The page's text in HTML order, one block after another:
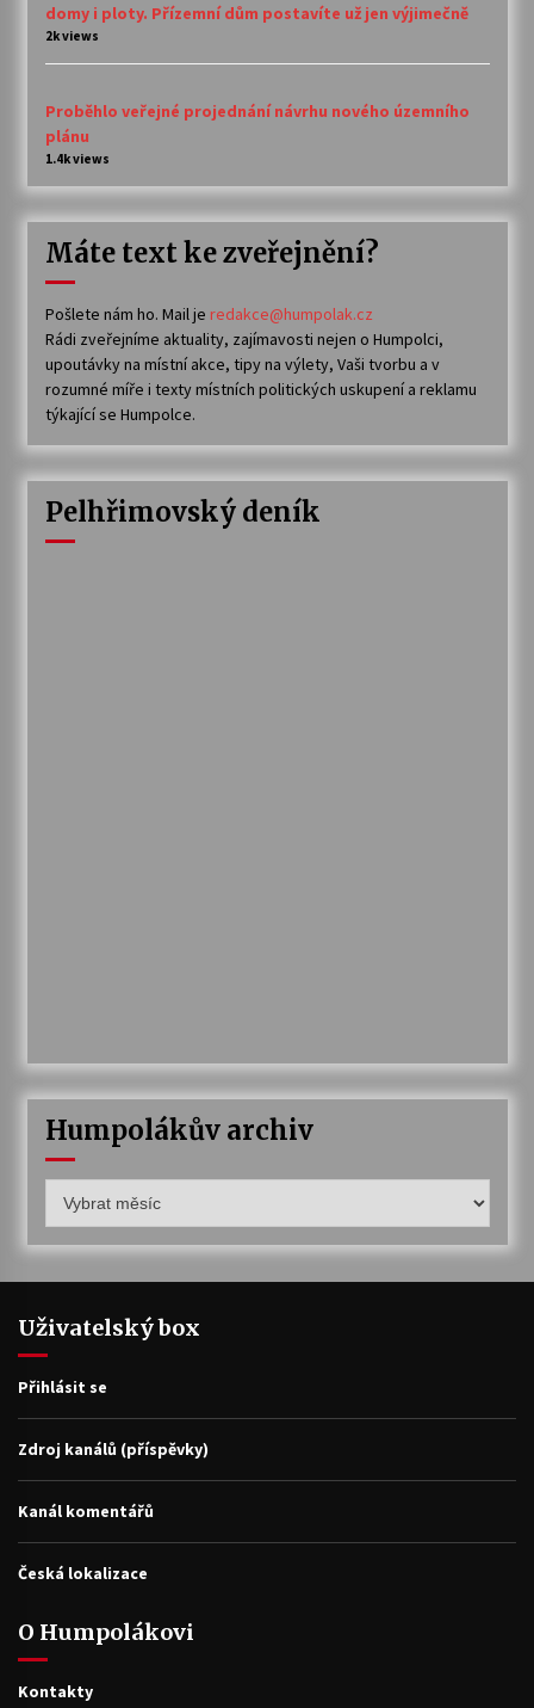
domy i ploty. Přízemní dům postavíte už jen výjimečně
2k views
Proběhlo veřejné projednání návrhu nového územního
plánu
1.4k views
Máte text ke zveřejnění?
Pošlete nám ho. Mail je redakce@humpolak.cz
Rádi zveřejníme aktuality, zajímavosti nejen o Humpolci,
upoutávky na místní akce, tipy na výlety, Vaši tvorbu a v
rozumné míře i texty místních politických uskupení a reklamu
týkající se Humpolce.
Pelhřimovský deník
Humpolákův archiv
archiv
Uživatelský box
Přihlásit se
Zdroj kanálů (příspěvky)
Kanál komentářů
Česká lokalizace
O Humpolákovi
Kontakty